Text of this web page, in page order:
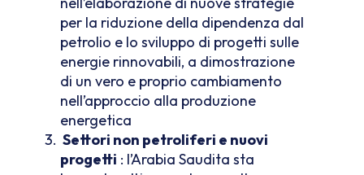
per la riduzione della dipendenza dal
petrolio e lo sviluppo di progetti sulle
energie rinnovabili, a dimostrazione
di un vero e proprio cambiamento
nell’approccio alla produzione
energetica
Settori non petroliferi e nuovi
progetti : l’Arabia Saudita sta